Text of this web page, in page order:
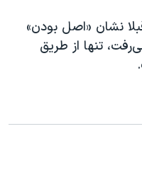
نشان «اصل بودن»
تنها از طریق